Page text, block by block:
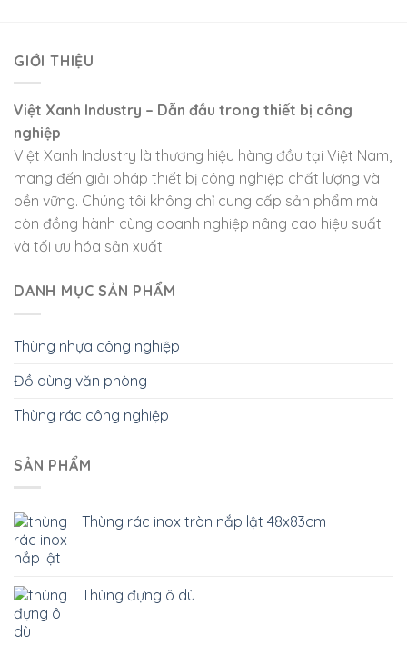
GIỚI THIỆU
Việt Xanh Industry – Dẫn đầu trong thiết bị công
nghiệp
Việt Xanh Industry là thương hiệu hàng đầu tại Việt Nam,
mang đến giải pháp thiết bị công nghiệp chất lượng và
bền vững. Chúng tôi không chỉ cung cấp sản phẩm mà
còn đồng hành cùng doanh nghiệp nâng cao hiệu suất
và tối ưu hóa sản xuất.
DANH MỤC SẢN PHẨM
Thùng nhựa công nghiệp
Đồ dùng văn phòng
Thùng rác công nghiệp
SẢN PHẨM
Thùng rác inox tròn nắp lật 48x83cm
Thùng đựng ô dù